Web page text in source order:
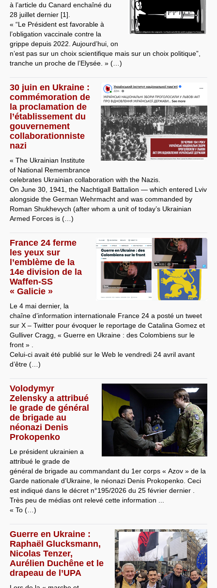
à l’article du Canard enchaîné du
28 juillet dernier [1].
« “Le Président est favorable à
l’obligation vaccinale contre la
grippe depuis 2022. Aujourd’hui, on
n’est pas sur un choix scientifique mais sur un choix politique”,
tranche un proche de l’Elysée. » (…)
30 juin en Ukraine :
commémoration de
la proclamation de
l’établissement du
gouvernement
collaborationniste
nazi
« The Ukrainian Institute
of National Remembrance
celebrates Ukrainian collaboration with the Nazis.
On June 30, 1941, the Nachtigall Battalion — which entered Lviv
alongside the German Wehrmacht and was commanded by
Roman Shukhevych (after whom a unit of today’s Ukrainian
Armed Forces is (…)
France 24 ferme
les yeux sur
l’emblème de la
14e division de la
Waffen-SS
« Galicie »
Le 4 mai dernier, la
chaîne d’information internationale France 24 a posté un tweet
sur X – Twitter pour évoquer le reportage de Catalina Gomez et
Gulliver Cragg, « Guerre en Ukraine : des Colombiens sur le
front » .
Celui-ci avait été publié sur le Web le vendredi 24 avril avant
d’être (…)
Volodymyr
Zelensky a attribué
le grade de général
de brigade au
néonazi Denis
Prokopenko
Le président ukrainien a
attribué le grade de
général de brigade au commandant du 1er corps « Azov » de la
Garde nationale d’Ukraine, le néonazi Denis Prokopenko. Ceci
est indiqué dans le décret n°195/2026 du 25 février dernier .
Très peu de médias ont relevé cette information ...
« To (…)
Guerre en Ukraine :
Raphaël Glucksmann,
Nicolas Tenzer,
Aurélien Duchêne et le
drapeau de l’UPA